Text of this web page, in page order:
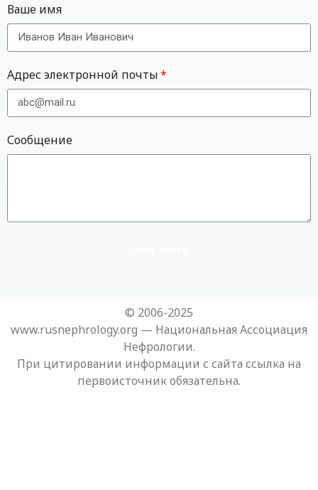
Ваше имя
Адрес электронной почты
Сообщение
© 2006-2025
www.rusnephrology.org — Национальная Ассоциация
Нефрологии.
При цитировании информации с сайта ссылка на
первоисточник обязательна.